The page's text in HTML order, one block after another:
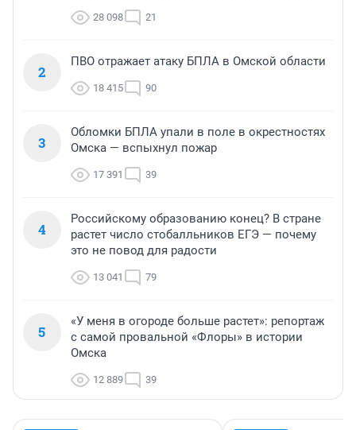
28 098 21
2
ПВО отражает атаку БПЛА в Омской области
18 415 90
3
Обломки БПЛА упали в поле в окрестностях
Омска — вспыхнул пожар
17 391 39
4
Российскому образованию конец? В стране
растет число стобалльников ЕГЭ — почему
это не повод для радости
13 041 79
5
«У меня в огороде больше растет»: репортаж
с самой провальной «Флоры» в истории
Омска
12 889 39